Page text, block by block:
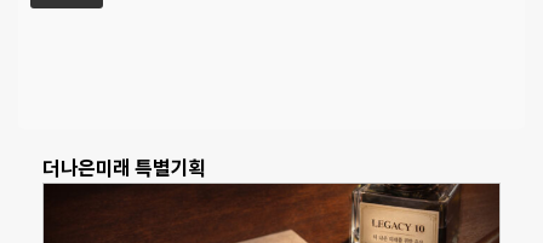
더나은미래 특별기획